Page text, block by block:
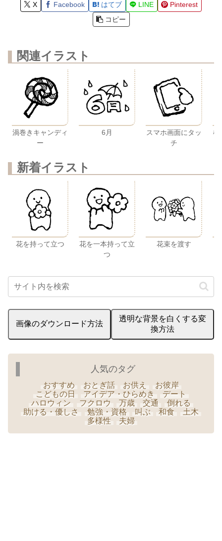
X Facebook はてブ LINE
Pinterest
コピー
関連イラスト
渦巻きキャンディ
ー
6月
スマホ画面にタッ
チ
棒
新着イラスト
花を持って立つ
花を一本持って立
つ
花束を渡す
画像のダウンロード方法
透明な背景を白くする変
換方法
人気のタグ
おすすめ おとぎ話 お供え
お彼岸
こどもの日
アイデア・ひらめき
デート
ハロウィン
フクロウ 万歳 交通
倒れる
助ける・優しさ
勉強・資格 叫ぶ 和食
土木
多様性
夫婦